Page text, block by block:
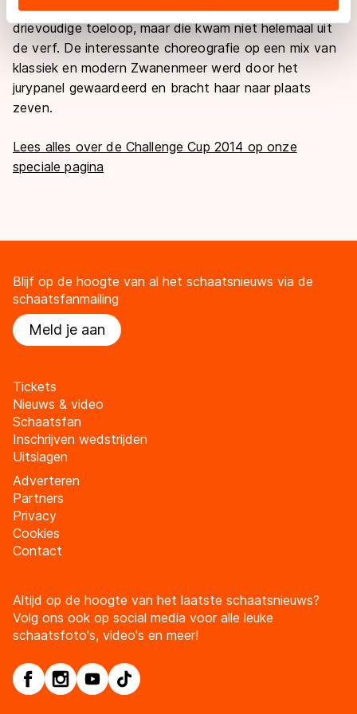
landen buiten de EU, zoals de VS, waar mogelijk geen
adequaat beschermingsniveau geldt volgens de GDPR.
Door op ‘Toestaan’ te klikken, stemt u in met deze
overdracht. Meer informatie vindt u in onscookiebeleid
In het tweede deel van haar kür waagde ze nog een
drievoudige toeloop, maar die kwam niet helemaal uit
de verf. De interessante choreografie op een mix van
klassiek en modern Zwanenmeer werd door het
jurypanel gewaardeerd en bracht haar naar plaats
zeven.
Lees alles over de Challenge Cup 2014 op onze
speciale pagina
Blijf op de hoogte van al het schaatsnieuws via de
schaatsfanmailing
Meld je aan
Tickets
Nieuws & video
Schaatsfan
Inschrijven wedstrijden
Uitslagen
Adverteren
Partners
Privacy
Cookies
Contact
Altijd op de hoogte van het laatste schaatsnieuws?
Volg ons ook op social media voor alle leuke
schaatsfoto's, video's en meer!